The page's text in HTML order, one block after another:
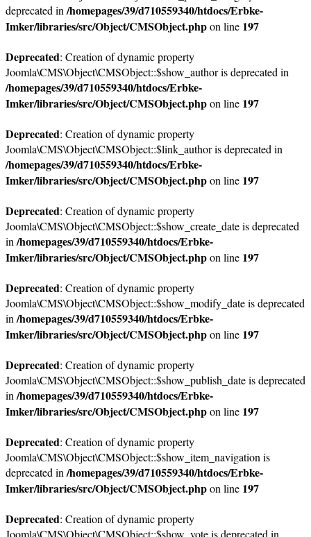
deprecated in /homepages/39/d710559340/htdocs/Erbke-
Imker/libraries/src/Object/CMSObject.phpon line 197
Deprecated: Creation of dynamic property
Joomla\CMS\Object\CMSObject::$show_author is deprecated in
/homepages/39/d710559340/htdocs/Erbke-
Imker/libraries/src/Object/CMSObject.phpon line 197
Deprecated: Creation of dynamic property
Joomla\CMS\Object\CMSObject::$link_author is deprecated in
/homepages/39/d710559340/htdocs/Erbke-
Imker/libraries/src/Object/CMSObject.phpon line 197
Deprecated: Creation of dynamic property
Joomla\CMS\Object\CMSObject::$show_create_date is deprecated
in /homepages/39/d710559340/htdocs/Erbke-
Imker/libraries/src/Object/CMSObject.phpon line 197
Deprecated: Creation of dynamic property
Joomla\CMS\Object\CMSObject::$show_modify_date is deprecated
in /homepages/39/d710559340/htdocs/Erbke-
Imker/libraries/src/Object/CMSObject.phpon line 197
Deprecated: Creation of dynamic property
Joomla\CMS\Object\CMSObject::$show_publish_date is deprecated
in /homepages/39/d710559340/htdocs/Erbke-
Imker/libraries/src/Object/CMSObject.phpon line 197
Deprecated: Creation of dynamic property
Joomla\CMS\Object\CMSObject::$show_item_navigation is
deprecated in /homepages/39/d710559340/htdocs/Erbke-
Imker/libraries/src/Object/CMSObject.phpon line 197
Deprecated: Creation of dynamic property
Joomla\CMS\Object\CMSObject::$show_vote is deprecated in